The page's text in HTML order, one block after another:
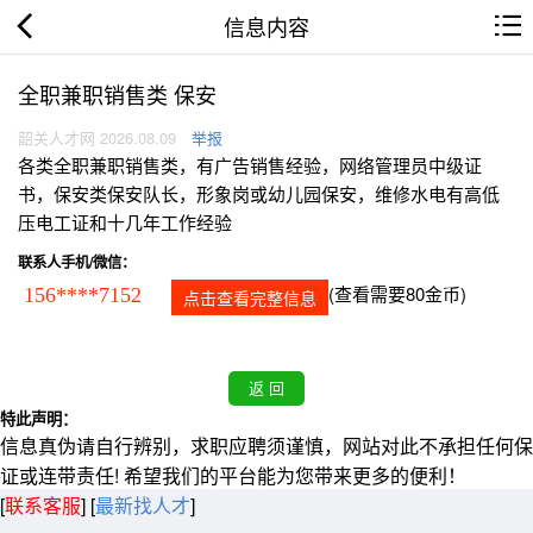
信息内容
全职兼职销售类 保安
韶关人才网 2026.08.09 举报
各类全职兼职销售类，有广告销售经验，网络管理员中级证
书，保安类保安队长，形象岗或幼儿园保安，维修水电有高低
压电工证和十几年工作经验
联系人手机/微信：
156****7152 点击查看完整信息 (查看需要80金币)
特此声明：
信息真伪请自行辨别，求职应聘须谨慎，网站对此不承担任何保
证或连带责任! 希望我们的平台能为您带来更多的便利！
[联系客服] [最新找人才]